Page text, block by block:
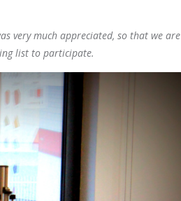
very much appreciated, so that we are
list to participate.